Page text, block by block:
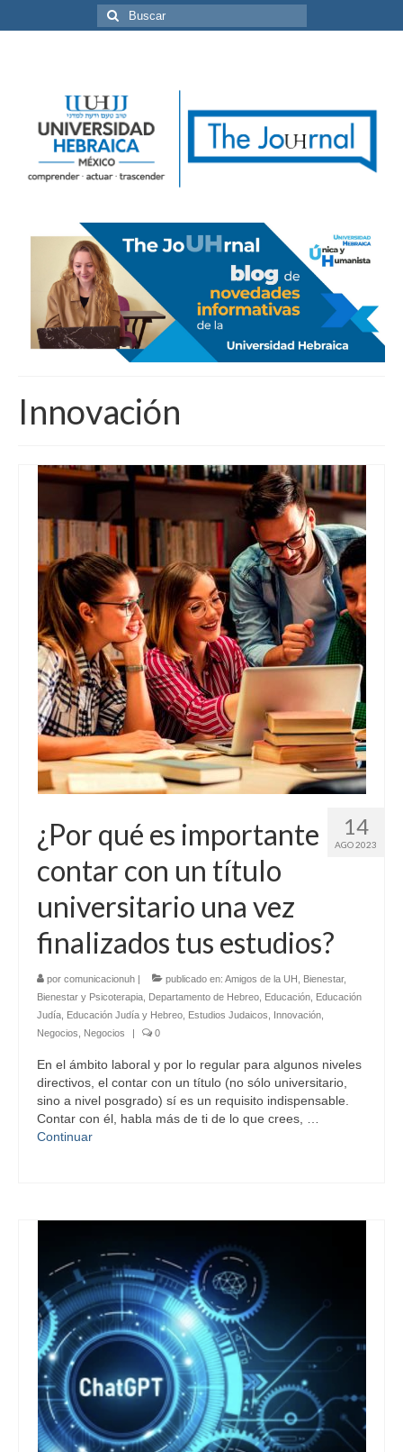
Buscar
por:
Innovación
14
AGO 2023
¿Por qué es importante
contar con un título
universitario una vez
finalizados tus estudios?
por comunicacionuh | publicado en: Amigos de la UH Bienestar,
Bienestar y Psicoterapia Departamento de Hebreo Educación Educación
Judía Educación Judía y Hebreo Estudios Judaicos Innovación
Negocios
Negocios | 0
En el ámbito laboral y por lo regular para algunos niveles
directivos, el contar con un título (no sólo universitario,
sino a nivel posgrado) sí es un requisito indispensable.
Contar con él, habla más de ti de lo que crees, …
Continuar